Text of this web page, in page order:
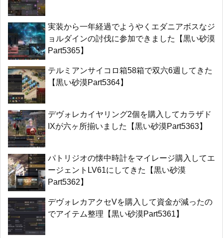
実装から一年経過でようやくエダニアボスなジ
ョルダインの討伐に参加できました【黒い砂漠
Part5365】
テルミアンサイコロ箱58箱で双六6週してきた
【黒い砂漠Part5364】
デヴォレカイヤリング2個を購入してカラザド
IXが六ヶ所揃いました【黒い砂漠Part5363】
パトリジオの懐中時計をマイレージ購入してエ
ージェントLV61にしてきた【黒い砂漠
Part5362】
デヴォレカアクセVを購入して資金が減ったの
でアイテム整理【黒い砂漠Part5361】